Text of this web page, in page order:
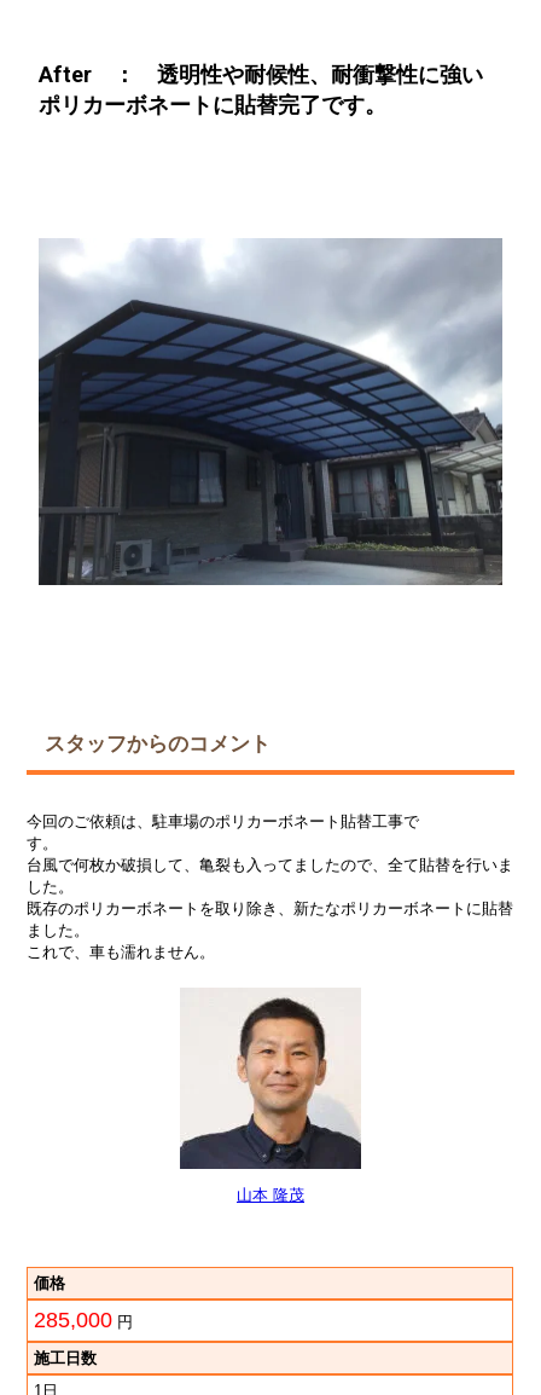
After ： 透明性や耐候性、耐衝撃性に強い
ポリカーボネートに貼替完了です。
スタッフからのコメント
今回のご依頼は、駐車場のポリカーボネート貼替工事で
す。
台風で何枚か破損して、亀裂も入ってましたので、全て貼替を行いま
した。
既存のポリカーボネートを取り除き、新たなポリカーボネートに貼替
ました。
これで、車も濡れません。
山本 隆茂
価格
285,000 円
施工日数
1日